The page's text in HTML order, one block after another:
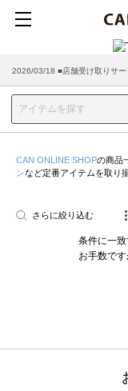
2026/03/18 ■店舗受け取りサー
CAN ONLINE SHOPの商品
ンなど定番アイテムを取り
さらに絞り込む
条件に一致
お手数で